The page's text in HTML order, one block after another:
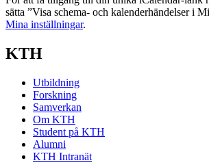
sätta ”Visa schema- och kalenderhändelser i
Mina inställningar.
KTH
Utbildning
Forskning
Samverkan
Om KTH
Student på KTH
Alumni
KTH Intranät